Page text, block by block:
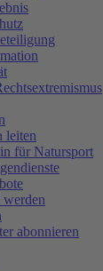
leiten
für Natursport
abonnieren